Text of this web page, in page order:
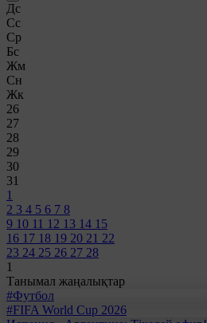
Дс
Сс
Ср
Бс
Жм
Сн
Жк
26
27
28
29
30
31
1
2 3 4 5 6 7 8
9 10 11 12 13 14 15
16 17 18 19 20 21 22
23 24 25 26 27 28
1
Танымал жаңалықтар
#Футбол
#FIFA World Cup 2026